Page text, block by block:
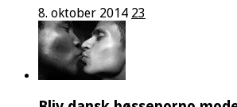
8. oktober 2014 23